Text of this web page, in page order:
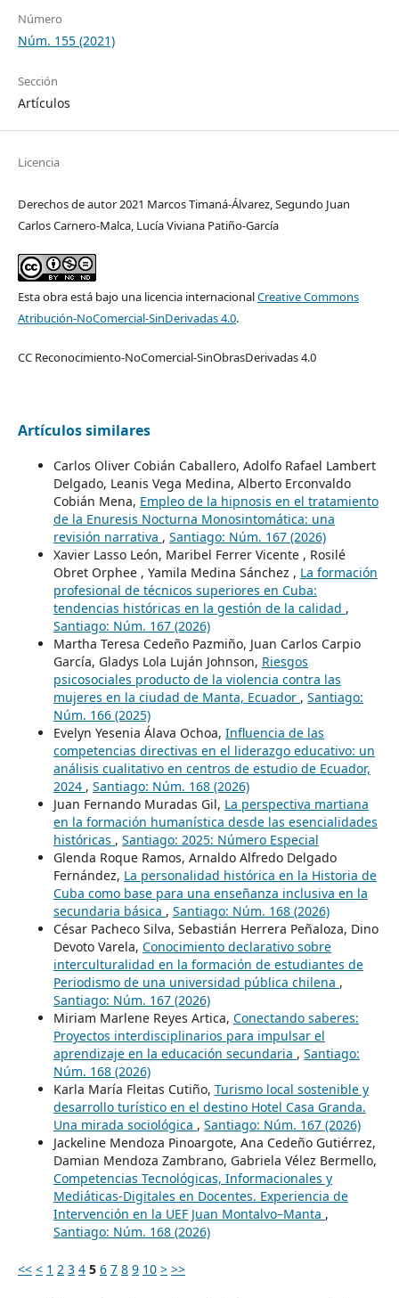
Número
Núm. 155 (2021)
Sección
Artículos
Licencia
Derechos de autor 2021 Marcos Timaná-Álvarez, Segundo Juan
Carlos Carnero-Malca, Lucía Viviana Patiño-García
Esta obra está bajo una licencia internacionalCreative Commons
Atribución-NoComercial-SinDerivadas 4.0.
CC Reconocimiento-NoComercial-SinObrasDerivadas 4.0
Artículos similares
Carlos Oliver Cobián Caballero, Adolfo Rafael Lambert
Delgado, Leanis Vega Medina, Alberto Erconvaldo
Cobián Mena, Empleo de la hipnosis en el tratamiento
de la Enuresis Nocturna Monosintomática: una
revisión narrativa , Santiago: Núm. 167 (2026)
Xavier Lasso León, Maribel Ferrer Vicente , Rosilé
Obret Orphee , Yamila Medina Sánchez , La formación
profesional de técnicos superiores en Cuba:
tendencias históricas en la gestión de la calidad ,
Santiago: Núm. 167 (2026)
Martha Teresa Cedeño Pazmiño, Juan Carlos Carpio
García, Gladys Lola Luján Johnson, Riesgos
psicosociales producto de la violencia contra las
mujeres en la ciudad de Manta, Ecuador , Santiago:
Núm. 166 (2025)
Evelyn Yesenia Álava Ochoa, Influencia de las
competencias directivas en el liderazgo educativo: un
análisis cualitativo en centros de estudio de Ecuador,
2024 , Santiago: Núm. 168 (2026)
Juan Fernando Muradas Gil, La perspectiva martiana
en la formación humanística desde las esencialidades
históricas , Santiago: 2025: Número Especial
Glenda Roque Ramos, Arnaldo Alfredo Delgado
Fernández, La personalidad histórica en la Historia de
Cuba como base para una enseñanza inclusiva en la
secundaria básica , Santiago: Núm. 168 (2026)
César Pacheco Silva, Sebastián Herrera Peñaloza, Dino
Devoto Varela, Conocimiento declarativo sobre
interculturalidad en la formación de estudiantes de
Periodismo de una universidad pública chilena ,
Santiago: Núm. 167 (2026)
Miriam Marlene Reyes Artica, Conectando saberes:
Proyectos interdisciplinarios para impulsar el
aprendizaje en la educación secundaria , Santiago:
Núm. 168 (2026)
Karla María Fleitas Cutiño, Turismo local sostenible y
desarrollo turístico en el destino Hotel Casa Granda.
Una mirada sociológica , Santiago: Núm. 167 (2026)
Jackeline Mendoza Pinoargote, Ana Cedeño Gutiérrez,
Damian Mendoza Zambrano, Gabriela Vélez Bermello,
Competencias Tecnológicas, Informacionales y
Mediáticas-Digitales en Docentes. Experiencia de
Intervención en la UEF Juan Montalvo–Manta ,
Santiago: Núm. 168 (2026)
<< < 1 2 3 4 5 6 7 8 9 10 > >>